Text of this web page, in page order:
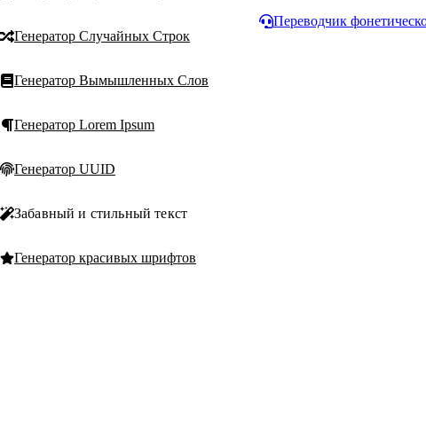
Генератор Случайных Строк
Генератор Вымышленных Слов
Генератор Lorem Ipsum
Генератор UUID
Забавный и стильный текст
Генератор красивых шрифтов